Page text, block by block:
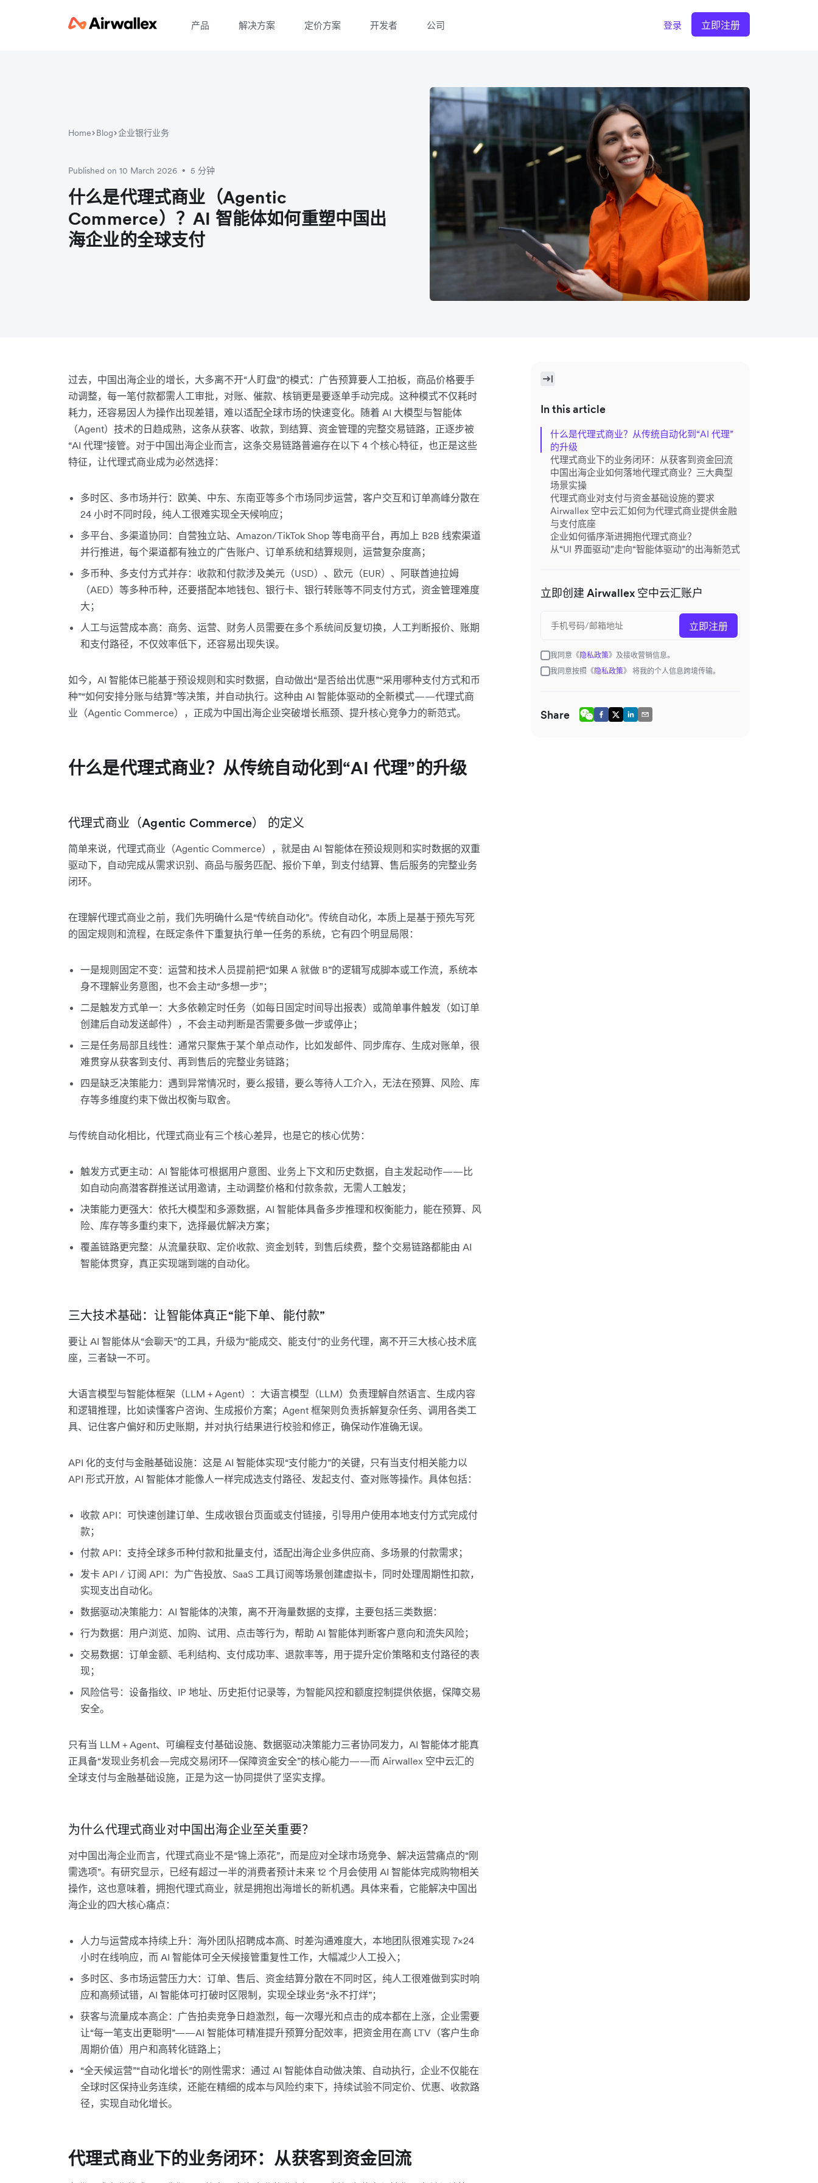
产品 解决方案 定价方案 开发者 公司 登录 立即注册
Home Blog 企业银行业务
Published on 10 March 2026 • 5 分钟
什么是代理式商业（Agentic
Commerce）？AI 智能体如何重塑中国出
海企业的全球支付
过去，中国出海企业的增长，大多离不开“人盯盘”的模式：广告预算要人工拍板，商品价格要手
动调整，每一笔付款都需人工审批，对账、催款、核销更是要逐单手动完成。这种模式不仅耗时
耗力，还容易因人为操作出现差错，难以适配全球市场的快速变化。随着 AI 大模型与智能体
（Agent）技术的日趋成熟，这条从获客、收款，到结算、资金管理的完整交易链路，正逐步被
“AI 代理”接管。对于中国出海企业而言，这条交易链路普遍存在以下 4 个核心特征，也正是这些
特征，让代理式商业成为必然选择：
多时区、多市场并行：欧美、中东、东南亚等多个市场同步运营，客户交互和订单高峰分散在
24 小时不同时段，纯人工很难实现全天候响应；
多平台、多渠道协同：自营独立站、Amazon/TikTok Shop 等电商平台，再加上 B2B 线索渠道
并行推进，每个渠道都有独立的广告账户、订单系统和结算规则，运营复杂度高；
多币种、多支付方式并存：收款和付款涉及美元（USD）、欧元（EUR）、阿联酋迪拉姆
（AED）等多种币种，还要搭配本地钱包、银行卡、银行转账等不同支付方式，资金管理难度
大；
人工与运营成本高：商务、运营、财务人员需要在多个系统间反复切换，人工判断报价、账期
和支付路径，不仅效率低下，还容易出现失误。
如今，AI 智能体已能基于预设规则和实时数据，自动做出“是否给出优惠”“采用哪种支付方式和币
种”“如何安排分账与结算”等决策，并自动执行。这种由 AI 智能体驱动的全新模式——代理式商
业（Agentic Commerce），正成为中国出海企业突破增长瓶颈、提升核心竞争力的新范式。
什么是代理式商业？从传统自动化到“AI 代理”的升级
代理式商业（Agentic Commerce） 的定义
简单来说，代理式商业（Agentic Commerce），就是由 AI 智能体在预设规则和实时数据的双重
驱动下，自动完成从需求识别、商品与服务匹配、报价下单，到支付结算、售后服务的完整业务
闭环。
在理解代理式商业之前，我们先明确什么是“传统自动化”。传统自动化，本质上是基于预先写死
的固定规则和流程，在既定条件下重复执行单一任务的系统，它有四个明显局限：
一是规则固定不变：运营和技术人员提前把“如果 A 就做 B”的逻辑写成脚本或工作流，系统本
身不理解业务意图，也不会主动“多想一步”；
二是触发方式单一：大多依赖定时任务（如每日固定时间导出报表）或简单事件触发（如订单
创建后自动发送邮件），不会主动判断是否需要多做一步或停止；
三是任务局部且线性：通常只聚焦于某个单点动作，比如发邮件、同步库存、生成对账单，很
难贯穿从获客到支付、再到售后的完整业务链路；
四是缺乏决策能力：遇到异常情况时，要么报错，要么等待人工介入，无法在预算、风险、库
存等多维度约束下做出权衡与取舍。
与传统自动化相比，代理式商业有三个核心差异，也是它的核心优势：
触发方式更主动：AI 智能体可根据用户意图、业务上下文和历史数据，自主发起动作——比
如自动向高潜客群推送试用邀请，主动调整价格和付款条款，无需人工触发；
决策能力更强大：依托大模型和多源数据，AI 智能体具备多步推理和权衡能力，能在预算、风
险、库存等多重约束下，选择最优解决方案；
覆盖链路更完整：从流量获取、定价收款、资金划转，到售后续费，整个交易链路都能由 AI
智能体贯穿，真正实现端到端的自动化。
三大技术基础：让智能体真正“能下单、能付款”
要让 AI 智能体从“会聊天”的工具，升级为“能成交、能支付”的业务代理，离不开三大核心技术底
座，三者缺一不可。
大语言模型与智能体框架（LLM + Agent）：大语言模型（LLM）负责理解自然语言、生成内容
和逻辑推理，比如读懂客户咨询、生成报价方案；Agent 框架则负责拆解复杂任务、调用各类工
具、记住客户偏好和历史账期，并对执行结果进行校验和修正，确保动作准确无误。
API 化的支付与金融基础设施：这是 AI 智能体实现“支付能力”的关键，只有当支付相关能力以
API 形式开放，AI 智能体才能像人一样完成选支付路径、发起支付、查对账等操作。具体包括：
收款 API：可快速创建订单、生成收银台页面或支付链接，引导用户使用本地支付方式完成付
款；
付款 API：支持全球多币种付款和批量支付，适配出海企业多供应商、多场景的付款需求；
发卡 API / 订阅 API：为广告投放、SaaS 工具订阅等场景创建虚拟卡，同时处理周期性扣款，
实现支出自动化。
数据驱动决策能力：AI 智能体的决策，离不开海量数据的支撑，主要包括三类数据：
行为数据：用户浏览、加购、试用、点击等行为，帮助 AI 智能体判断客户意向和流失风险；
交易数据：订单金额、毛利结构、支付成功率、退款率等，用于提升定价策略和支付路径的表
现；
风险信号：设备指纹、IP 地址、历史拒付记录等，为智能风控和额度控制提供依据，保障交易
安全。
只有当 LLM + Agent、可编程支付基础设施、数据驱动决策能力三者协同发力，AI 智能体才能真
正具备“发现业务机会—完成交易闭环—保障资金安全”的核心能力——而 Airwallex 空中云汇的
全球支付与金融基础设施，正是为这一协同提供了坚实支撑。
为什么代理式商业对中国出海企业至关重要？
对中国出海企业而言，代理式商业不是“锦上添花”，而是应对全球市场竞争、解决运营痛点的“刚
需选项”。有研究显示，已经有超过一半的消费者预计未来 12 个月会使用 AI 智能体完成购物相关
操作，这也意味着，拥抱代理式商业，就是拥抱出海增长的新机遇。具体来看，它能解决中国出
海企业的四大核心痛点：
人力与运营成本持续上升：海外团队招聘成本高、时差沟通难度大，本地团队很难实现 7×24
小时在线响应，而 AI 智能体可全天候接管重复性工作，大幅减少人工投入；
多时区、多市场运营压力大：订单、售后、资金结算分散在不同时区，纯人工很难做到实时响
应和高频试错，AI 智能体可打破时区限制，实现全球业务“永不打烊”；
获客与流量成本高企：广告拍卖竞争日趋激烈，每一次曝光和点击的成本都在上涨，企业需要
让“每一笔支出更聪明”——AI 智能体可精准提升预算分配效率，把资金用在高 LTV（客户生命
周期价值）用户和高转化链路上；
“全天候运营”“自动化增长”的刚性需求：通过 AI 智能体自动做决策、自动执行，企业不仅能在
全球时区保持业务连续，还能在精细的成本与风险约束下，持续试验不同定价、优惠、收款路
径，实现自动化增长。
代理式商业下的业务闭环：从获客到资金回流
In this article
什么是代理式商业？从传统自动化到“AI 代理”
的升级
代理式商业下的业务闭环：从获客到资金回流
中国出海企业如何落地代理式商业？三大典型
场景实操
代理式商业对支付与资金基础设施的要求
Airwallex 空中云汇如何为代理式商业提供金融
与支付底座
企业如何循序渐进拥抱代理式商业？
从“UI 界面驱动”走向“智能体驱动”的出海新范式
立即创建 Airwallex 空中云汇账户
立即注册
我同意《隐私政策》及接收营销信息。
我同意按照《隐私政策》 将我的个人信息跨境传输。
Share
微信扫一扫，点击手机右上角分享
微信扫一扫，点击手机右上角分享